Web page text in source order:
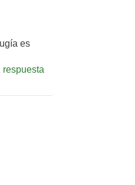
es
respuesta